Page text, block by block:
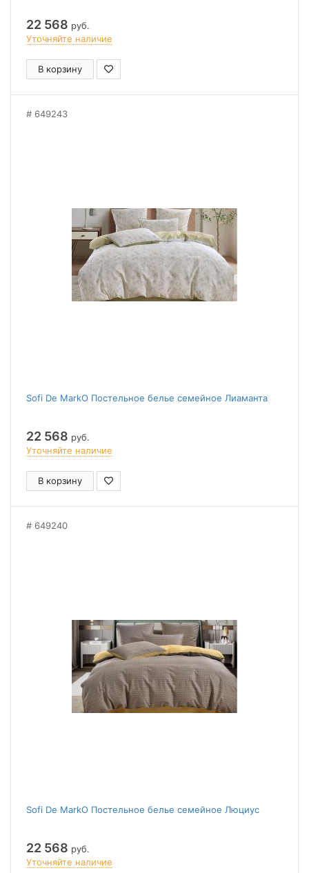
22 568 руб.
Уточняйте наличие
В корзину
649243
Sofi De MarkO Постельное белье семейное Лиаманта
22 568 руб.
Уточняйте наличие
В корзину
649240
Sofi De MarkO Постельное белье семейное Люциус
22 568 руб.
Уточняйте наличие